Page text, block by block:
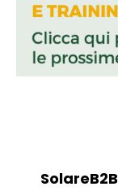
SolareB2B